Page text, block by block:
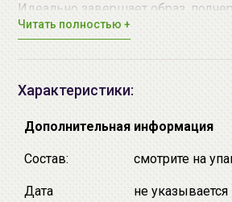
Идеально завершает образ,
линий лица, придст ему
которой можно также
Luminous Multi Highlighter#02
Читать полностью +
Характеристики:
Дополнительная информация
Состав: смотрите на
Дата
не указывается